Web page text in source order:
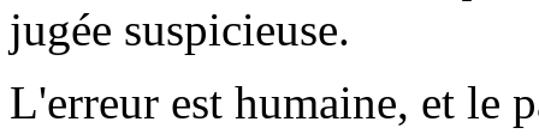
jugée suspicieuse.
L'erreur est humaine, et le